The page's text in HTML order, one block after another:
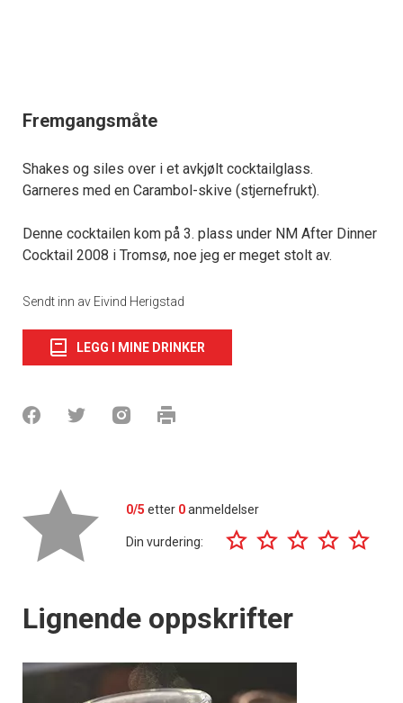
Fremgangsmåte
Shakes og siles over i et avkjølt cocktailglass.
Garneres med en Carambol-skive (stjernefrukt).
Denne cocktailen kom på 3. plass under NM After Dinner
Cocktail 2008 i Tromsø, noe jeg er meget stolt av.
Sendt inn av Eivind Herigstad
LEGG I MINE DRINKER
0/5 etter 0anmeldelser
Din vurdering:
Lignende oppskrifter